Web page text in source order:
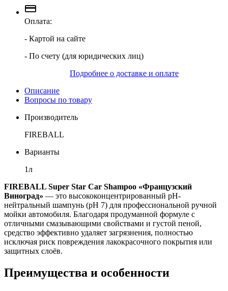
Оплата:
- Картой на сайте
- По счету (для юридических лиц)
Подробнее о доставке и оплате
Описание
Вопросы по товару
Производитель
FIREBALL
Варианты
1л
FIREBALL Super Star Car Shampoo «Французский
Виноград» — это высококонцентрированный pH-
нейтральный шампунь (pH 7) для профессиональной ручной
мойки автомобиля. Благодаря продуманной формуле с
отличными смазывающими свойствами и густой пеной,
средство эффективно удаляет загрязнения, полностью
исключая риск повреждения лакокрасочного покрытия или
защитных слоёв.
Преимущества и особенности